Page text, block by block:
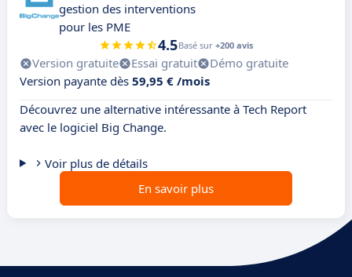
gestion des interventions
pour les PME
4.5Basé sur +200 avis
Version gratuite Essai gratuit
Démo gratuite
Version payante dès 59,95 € /mois
Découvrez une alternative intéressante à Tech Report
avec le logiciel Big Change.
Voir plus de détails
En savoir plus